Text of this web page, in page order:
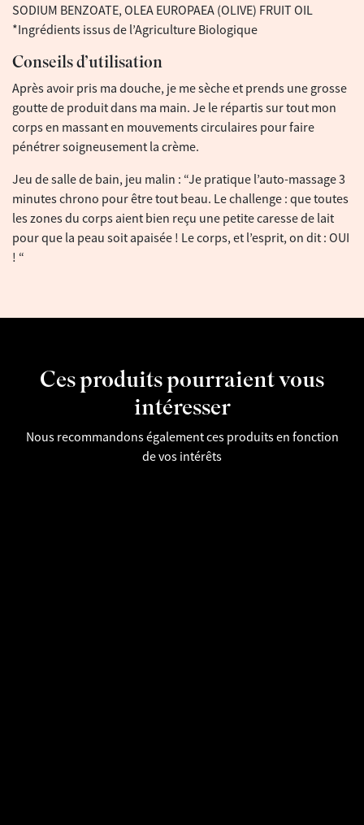
SODIUM BENZOATE, OLEA EUROPAEA (OLIVE) FRUIT OIL
*Ingrédients issus de l’Agriculture Biologique
Conseils d’utilisation
Après avoir pris ma douche, je me sèche et prends une grosse
goutte de produit dans ma main. Je le répartis sur tout mon
corps en massant en mouvements circulaires pour faire
pénétrer soigneusement la crème.
Jeu de salle de bain, jeu malin : “Je pratique l’auto-massage 3
minutes chrono pour être tout beau. Le challenge : que toutes
les zones du corps aient bien reçu une petite caresse de lait
pour que la peau soit apaisée ! Le corps, et l’esprit, on dit : OUI
! “
Ces produits pourraient vous
intéresser
Nous recommandons également ces produits en fonction
de vos intérêts